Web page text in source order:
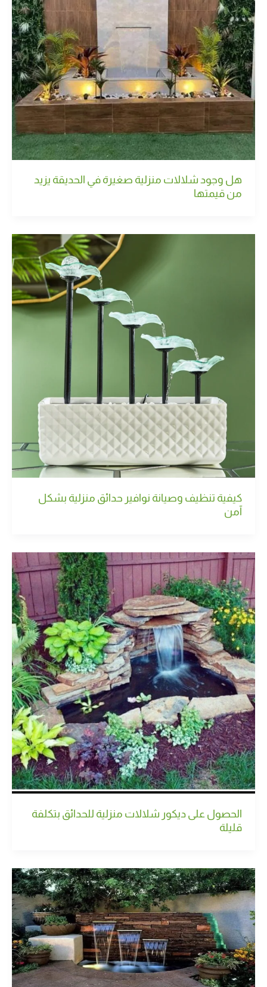
هل وجود شلالات منزلية صغيرة في الحديقة يزيد
من قيمتها
كيفية تنظيف وصيانة نوافير حدائق منزلية بشكل
آمن
الحصول على ديكور شلالات منزلية للحدائق بتكلفة
قليلة